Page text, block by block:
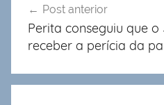
de
Post
Post anterior
Perita conseguiu que
receber a perícia da